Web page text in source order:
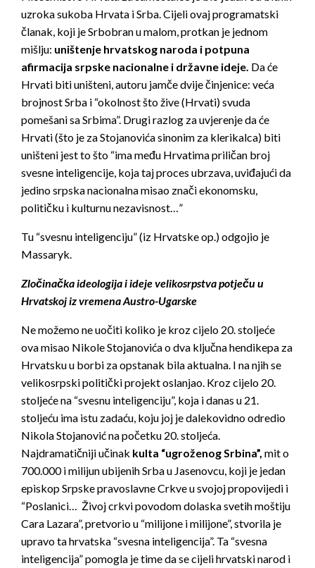
uzroka sukoba Hrvata i Srba. Cijeli ovaj programatski
članak, koji je Srbobran u malom, protkan je jednom
mišlju: uništenje hrvatskog naroda i potpuna
afirmacija srpske nacionalne i državne ideje. Da će
Hrvati biti uništeni, autoru jamče dvije činjenice: veća
brojnost Srba i “okolnost što žive (Hrvati) svuda
pomešani sa Srbima”. Drugi razlog za uvjerenje da će
Hrvati (što je za Stojanovića sinonim za klerikalca) biti
uništeni jest to što “ima među Hrvatima priličan broj
svesne inteligencije, koja taj proces ubrzava, uviđajući da
jedino srpska nacionalna misao znači ekonomsku,
političku i kulturnu nezavisnost…”
Tu “svesnu inteligenciju” (iz Hrvatske op.) odgojio je
Massaryk.
Zločinačka ideologija i ideje velikosrpstva potječu u
Hrvatskoj iz vremena Austro-Ugarske
Ne možemo ne uočiti koliko je kroz cijelo 20. stoljeće
ova misao Nikole Stojanovića o dva ključna hendikepa za
Hrvatsku u borbi za opstanak bila aktualna. I na njih se
velikosrpski politički projekt oslanjao. Kroz cijelo 20.
stoljeće na “svesnu inteligenciju”, koja i danas u 21.
stoljeću ima istu zadaću, koju joj je dalekovidno odredio
Nikola Stojanović na početku 20. stoljeća.
Najdramatičniji učinak kulta “ugroženog Srbina”, mit o
700.000 i milijun ubijenih Srba u Jasenovcu, koji je jedan
episkop Srpske pravoslavne Crkve u svojoj propovijedi i
“Poslanici… Živoj crkvi povodom dolaska svetih moštiju
Cara Lazara”, pretvorio u “milijone i milijone”, stvorila je
upravo ta hrvatska “svesna inteligencija”. Ta “svesna
inteligencija” pomogla je time da se cijeli hrvatski narod i